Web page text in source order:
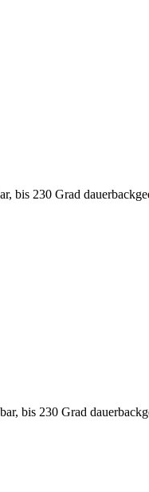
bis 230 Grad
bis 230 Grad